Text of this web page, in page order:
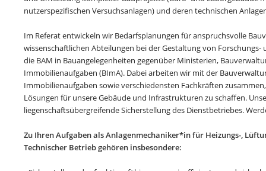
nutzerspezifischen Versuchsanlagen) und deren technischen
Im Referat entwickeln wir Bedarfsplanungen für anspruchsvolle
wissenschaftlichen Abteilungen bei der Gestaltung von
die BAM in Bauangelegenheiten gegenüber Ministerien,
Immobilienaufgaben (BImA). Dabei arbeiten wir mit der
Immobilienaufgaben sowie verschiedensten Fachkräften
Lösungen für unsere Gebäude und Infrastrukturen zu schaffen.
liegenschaftsübergreifende Sicherstellung des Dienstbetriebes.
Zu Ihren Aufgaben als Anlagenmechaniker*in für Heizungs-,
Technischer Betrieb gehören insbesondere: